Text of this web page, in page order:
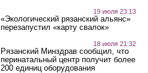
19 июля 23:13
«Экологический рязанский альянс»
перезапустил «карту свалок»
18 июля 21:32
Рязанский Минздрав сообщил, что
перинатальный центр получит более
200 единиц оборудования